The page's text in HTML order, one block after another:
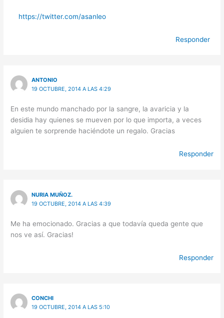
https://twitter.com/asanleo
Responder
ANTONIO
19 OCTUBRE, 2014 A LAS 4:29
En este mundo manchado por la sangre, la avaricia y la
desidia hay quienes se mueven por lo que importa, a veces
alguien te sorprende haciéndote un regalo. Gracias
Responder
NURIA MUÑOZ.
19 OCTUBRE, 2014 A LAS 4:39
Me ha emocionado. Gracias a que todavía queda gente que
nos ve así. Gracias!
Responder
CONCHI
19 OCTUBRE, 2014 A LAS 5:10